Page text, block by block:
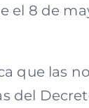
el 8 de
que las
del